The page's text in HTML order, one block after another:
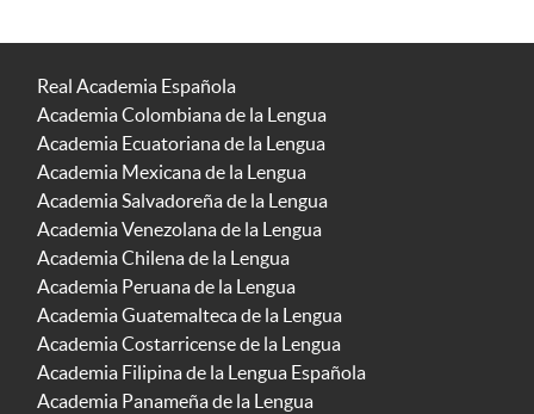
Real Academia Española
Academia Colombiana de la Lengua
Academia Ecuatoriana de la Lengua
Academia Mexicana de la Lengua
Academia Salvadoreña de la Lengua
Academia Venezolana de la Lengua
Academia Chilena de la Lengua
Academia Peruana de la Lengua
Academia Guatemalteca de la Lengua
Academia Costarricense de la Lengua
Academia Filipina de la Lengua Española
Academia Panameña de la Lengua